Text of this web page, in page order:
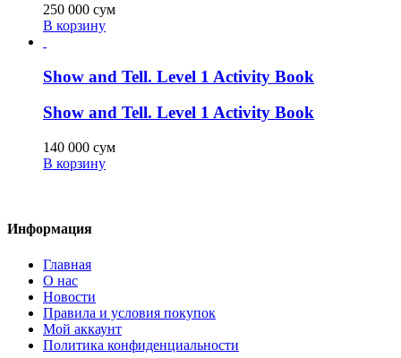
250 000 сум
В корзину
Show and Tell. Level 1 Activity Book
Show and Tell. Level 1 Activity Book
140 000 сум
В корзину
Информация
Главная
О нас
Новости
Правила и условия покупок
Мой аккаунт
Политика конфиденциальности